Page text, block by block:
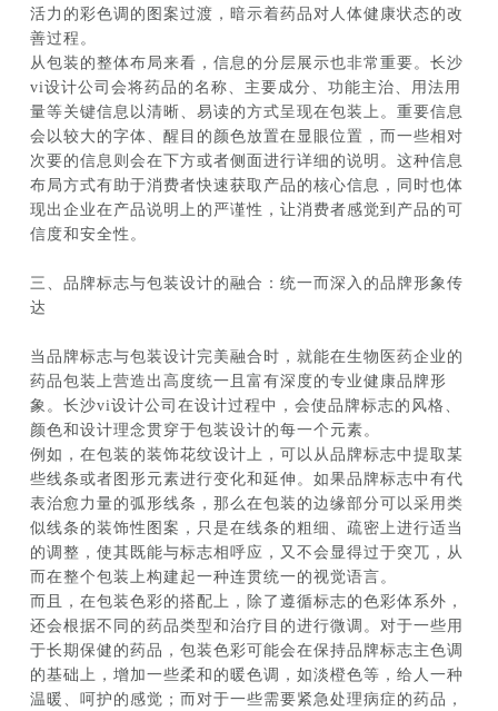
活力的彩色调的图案过渡，暗示着药品对人体健康状态的改
善过程。
从包装的整体布局来看，信息的分层展示也非常重要。长沙
vi设计公司会将药品的名称、主要成分、功能主治、用法用
量等关键信息以清晰、易读的方式呈现在包装上。重要信息
会以较大的字体、醒目的颜色放置在显眼位置，而一些相对
次要的信息则会在下方或者侧面进行详细的说明。这种信息
布局方式有助于消费者快速获取产品的核心信息，同时也体
现出企业在产品说明上的严谨性，让消费者感觉到产品的可
信度和安全性。
三、品牌标志与包装设计的融合：统一而深入的品牌形象传
达
当品牌标志与包装设计完美融合时，就能在生物医药企业的
药品包装上营造出高度统一且富有深度的专业健康品牌形
象。长沙vi设计公司在设计过程中，会使品牌标志的风格、
颜色和设计理念贯穿于包装设计的每一个元素。
例如，在包装的装饰花纹设计上，可以从品牌标志中提取某
些线条或者图形元素进行变化和延伸。如果品牌标志中有代
表治愈力量的弧形线条，那么在包装的边缘部分可以采用类
似线条的装饰性图案，只是在线条的粗细、疏密上进行适当
的调整，使其既能与标志相呼应，又不会显得过于突兀，从
而在整个包装上构建起一种连贯统一的视觉语言。
而且，在包装色彩的搭配上，除了遵循标志的色彩体系外，
还会根据不同的药品类型和治疗目的进行微调。对于一些用
于长期保健的药品，包装色彩可能会在保持品牌标志主色调
的基础上，增加一些柔和的暖色调，如淡橙色等，给人一种
温暖、呵护的感觉；而对于一些需要紧急处理病症的药品，